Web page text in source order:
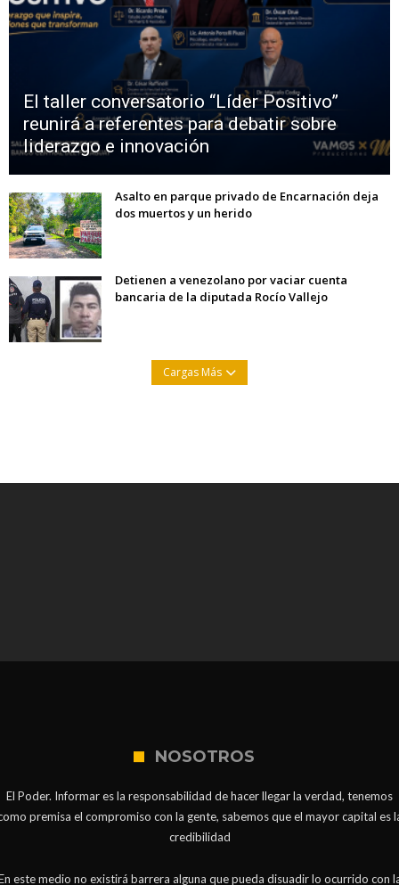
El taller conversatorio “Líder Positivo”
reunirá a referentes para debatir sobre
liderazgo e innovación
Asalto en parque privado de Encarnación deja
dos muertos y un herido
Detienen a venezolano por vaciar cuenta
bancaria de la diputada Rocío Vallejo
Cargas Más
NOSOTROS
El Poder. Informar es la responsabilidad de hacer llegar la verdad, tenemos
premisa el compromiso con la gente, sabemos que el mayor capital es
credibilidad
este medio no existirá barrera alguna que pueda disuadir lo ocurrido con